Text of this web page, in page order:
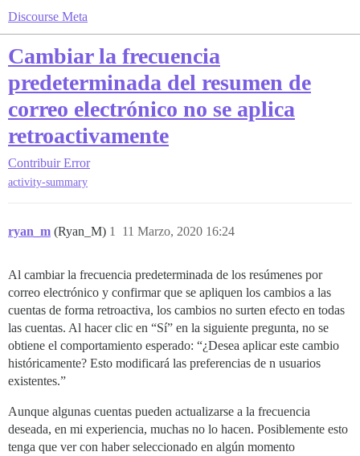
Discourse Meta
Cambiar la frecuencia
predeterminada del resumen de
correo electrónico no se aplica
retroactivamente
Contribuir Error
activity-summary
ryan_m (Ryan_M) 11 Marzo, 2020 16:24
1
Al cambiar la frecuencia predeterminada de los resúmenes por
correo electrónico y confirmar que se apliquen los cambios a las
cuentas de forma retroactiva, los cambios no surten efecto en todas
las cuentas. Al hacer clic en “Sí” en la siguiente pregunta, no se
obtiene el comportamiento esperado: “¿Desea aplicar este cambio
históricamente? Esto modificará las preferencias de n usuarios
existentes.”
Aunque algunas cuentas pueden actualizarse a la frecuencia
deseada, en mi experiencia, muchas no lo hacen. Posiblemente esto
tenga que ver con haber seleccionado en algún momento